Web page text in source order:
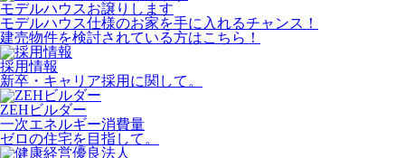
モデルハウスお譲りします
モデルハウス仕様のお家を手に入れるチャンス！
建売物件を検討されている方はこちら！
採用情報
新卒・キャリア採用に関して。
ZEHビルダー
一次エネルギー消費量
ゼロの住宅を目指して。